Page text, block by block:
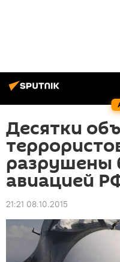
Десятки
разрушены
авиацией
21:21 08.10.2015